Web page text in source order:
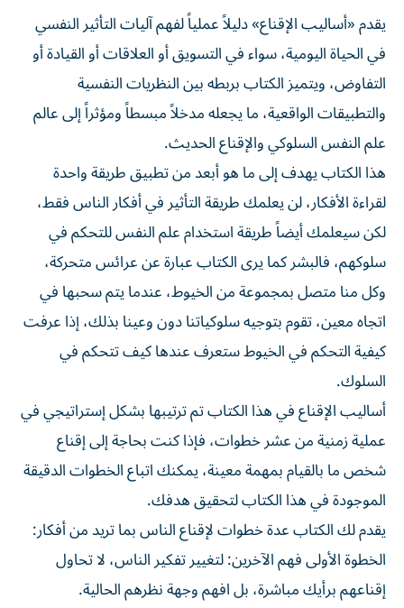
يقدم «أساليب الإقناع» دليلاً عملياً لفهم آليات التأثير النفسي
في الحياة اليومية، سواء في التسويق أو العلاقات أو القيادة أو
التفاوض، ويتميز الكتاب بربطه بين النظريات النفسية
والتطبيقات الواقعية، ما يجعله مدخلاً مبسطاً ومؤثراً إلى عالم
علم النفس السلوكي والإقناع الحديث.
هذا الكتاب يهدف إلى ما هو أبعد من تطبيق طريقة واحدة
لقراءة الأفكار، لن يعلمك طريقة التأثير في أفكار الناس فقط،
لكن سيعلمك أيضاً طريقة استخدام علم النفس للتحكم في
سلوكهم، فالبشر كما يرى الكتاب عبارة عن عرائس متحركة،
وكل منا متصل بمجموعة من الخيوط، عندما يتم سحبها في
اتجاه معين، تقوم بتوجيه سلوكياتنا دون وعينا بذلك، إذا عرفت
كيفية التحكم في الخيوط ستعرف عندها كيف تتحكم في
السلوك.
أساليب الإقناع في هذا الكتاب تم ترتيبها بشكل إستراتيجي في
عملية زمنية من عشر خطوات، فإذا كنت بحاجة إلى إقناع
شخص ما بالقيام بمهمة معينة، يمكنك اتباع الخطوات الدقيقة
الموجودة في هذا الكتاب لتحقيق هدفك.
يقدم لك الكتاب عدة خطوات لإقناع الناس بما تريد من أفكار:
الخطوة الأولى فهم الآخرين: لتغيير تفكير الناس، لا تحاول
إقناعهم برأيك مباشرة، بل افهم وجهة نظرهم الحالية.